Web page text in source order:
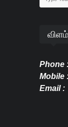
Phone
Mobile
Email :